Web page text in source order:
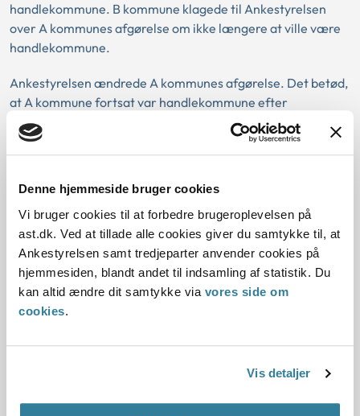
Denne hjemmeside bruger cookies
Vi bruger cookies til at forbedre brugeroplevelsen på
ast.dk. Ved at tillade alle cookies giver du samtykke til, at
Ankestyrelsen samt tredjeparter anvender cookies på
hjemmesiden, blandt andet til indsamling af statistik. Du
kan altid ændre dit samtykke via vores side om
cookies.
Vis detaljer
handlekommune. B kommune klagede til Ankestyrelsen
over A kommunes afgørelse om ikke længere at ville være
handlekommune.
Ankestyrelsen ændrede A kommunes afgørelse. Det betød,
at A kommune fortsat var handlekommune efter
serviceloven, da borgerens almene ældrebolig, kunne
sidestilles med en bolig etableret af et regionsråd. Det var
således ikke relevant for afgørelsens resultat, hvilken støtte
Baggrund for at behandle sagen principielt
Reglerne